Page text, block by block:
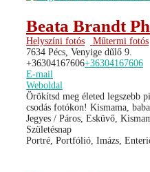
Beata Brandt
Helyszíni fotós Műtermi fotós
7634 Pécs, Venyige dűlő 9.
+36304167606+36304167606
E-mail
Weboldal
Örökítsd meg életed legszebb
csodás fotókon! Kismama,
Jegyes / Páros, Esküvő,
Születésnap
Portré, Portfólió, Imázs,